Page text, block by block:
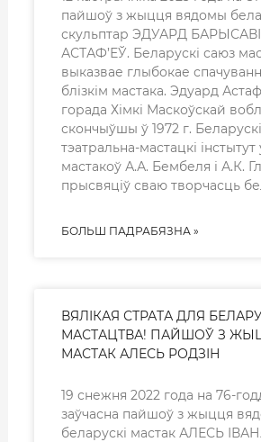
пайшоў з жыцця вядомы
скульптар ЭДУАРД
АСТАФ’ЕЎ. Беларускі саюз
выказвае глыбокае
блізкім мастака. Эдуард
горада Хімкі Маскоўскай
скончыўшы ў 1972 г.
тэатральна-мастацкі
мастакоў А.А. Бембеля і А.К.
прысвяціў сваю творчасць
БОЛЬШ ПАДРАБЯЗНА »
ВЯЛІКАЯ СТРАТА ДЛЯ
МАСТАЦТВА! ПАЙШОЎ З
МАСТАК АЛЕСЬ РОДЗІН
19 снежня 2022 года на 76-
заўчасна пайшоў з жыцця
беларускі мастак АЛЕСЬ